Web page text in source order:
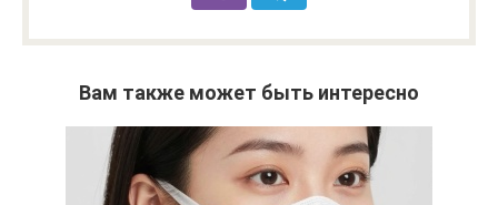
Вам также может быть интересно